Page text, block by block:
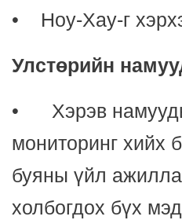
• Ноу-Хау-г
Улстөрийн
• Хэрэв
мониторинг хийх
буяны үйл
холбогдох бүх